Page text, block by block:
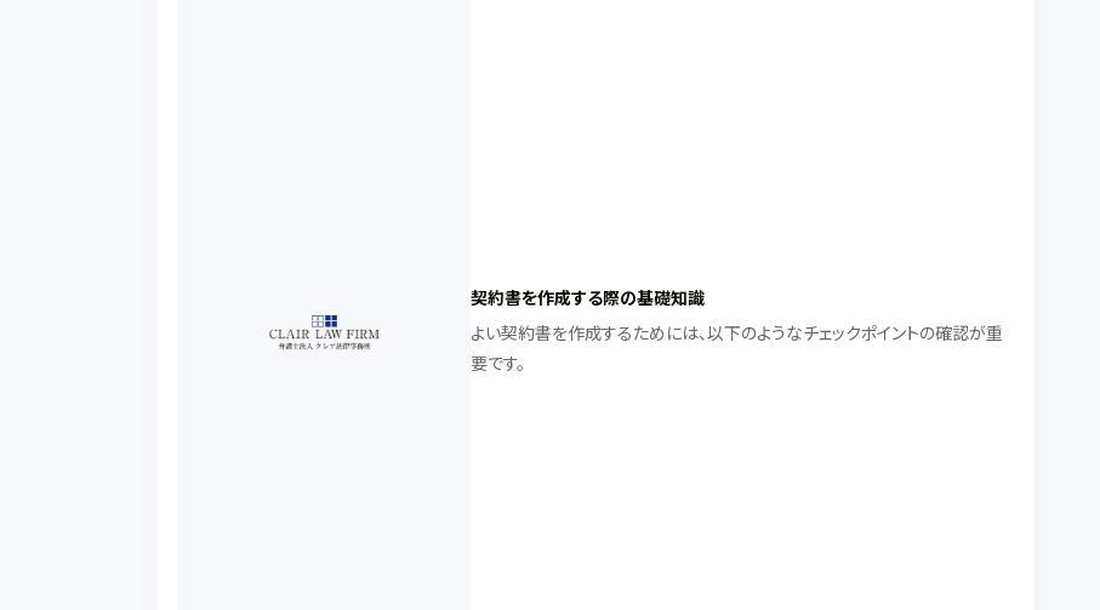
契約書を作成する際の基礎知識
よい契約書を作成するためには、以下のようなチェックポイントの確認が重
要です。